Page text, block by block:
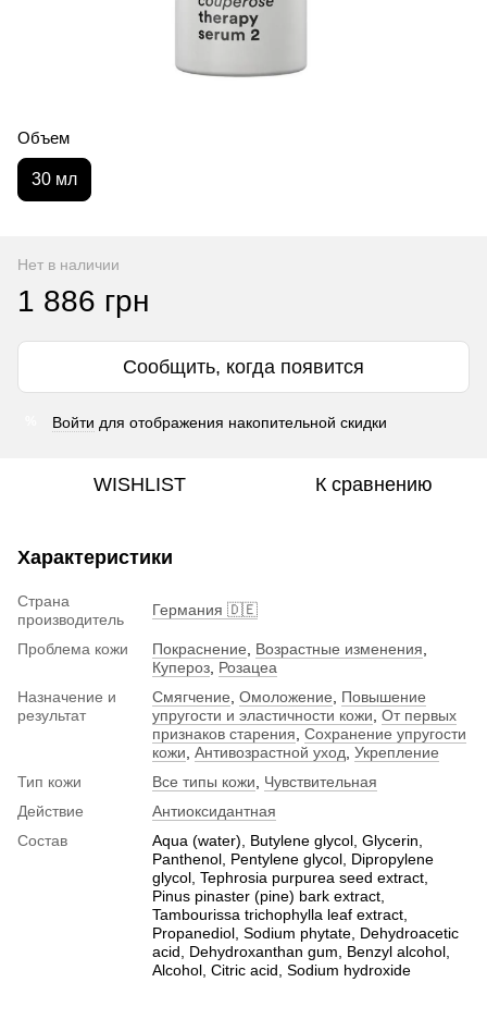
Объем
30 мл
Нет в наличии
1 886 грн
Сообщить, когда появится
Войти для отображения накопительной скидки
WISHLIST К сравнению
Характеристики
Страна
производитель
Германия 🇩🇪
Проблема кожи Покраснение Возрастные изменения
Купероз Розацеа
Назначение и
результат
Смягчение Омоложение
Повышение
упругости и эластичности кожи От первых
признаков старения Сохранение упругости
кожи Антивозрастной уход Укрепление
Тип кожи
Все типы кожи
Чувствительная
Действие
Антиоксидантная
Состав
Aqua (water), Butylene glycol, Glycerin,
Panthenol, Pentylene glycol, Dipropylene
glycol, Tephrosia purpurea seed extract,
Pinus pinaster (pine) bark extract,
Tambourissa trichophylla leaf extract,
Propanediol, Sodium phytate, Dehydroacetic
acid, Dehydroxanthan gum, Benzyl alcohol,
Alcohol, Citric acid, Sodium hydroxide